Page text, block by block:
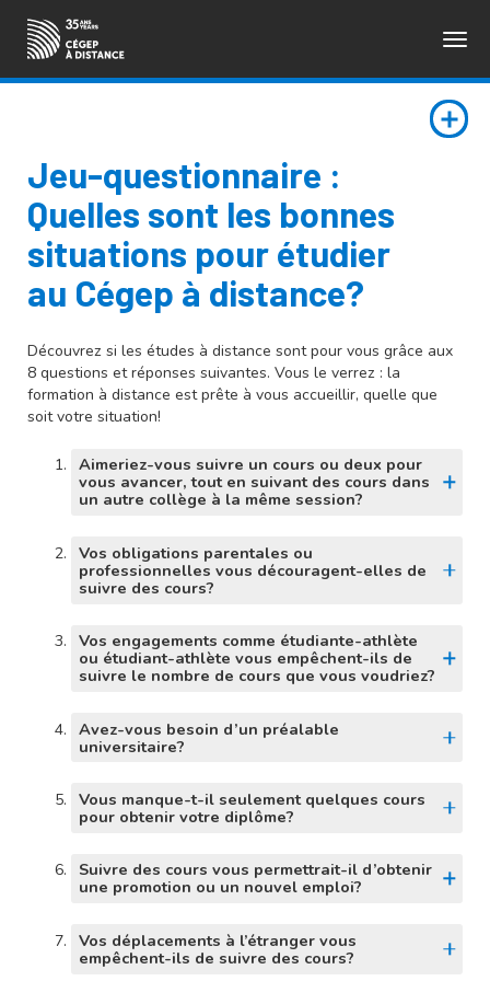
ENGLISH
Jeu-questionnaire :
Quelles sont les bonnes
situations pour étudier
au Cégep à distance?
Découvrez si les études à distance sont pour vous grâce aux
8 questions et réponses suivantes. Vous le verrez : la
formation à distance est prête à vous accueillir, quelle que
soit votre situation!
Aimeriez-vous suivre un cours ou deux pour
vous avancer, tout en suivant des cours dans
un autre collège à la même session?
Vos obligations parentales ou
professionnelles vous découragent-elles de
suivre des cours?
Vos engagements comme étudiante-athlète
ou étudiant-athlète vous empêchent-ils de
suivre le nombre de cours que vous voudriez?
Avez-vous besoin d’un préalable
universitaire?
Vous manque-t-il seulement quelques cours
pour obtenir votre diplôme?
Suivre des cours vous permettrait-il d’obtenir
une promotion ou un nouvel emploi?
Vos déplacements à l’étranger vous
empêchent-ils de suivre des cours?